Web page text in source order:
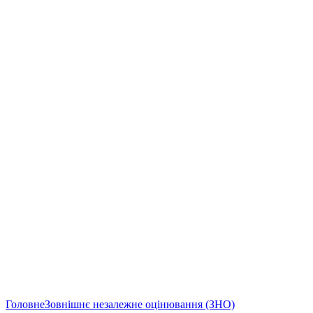
ГоловнеЗовнішнє незалежне оцінювання (ЗНО)